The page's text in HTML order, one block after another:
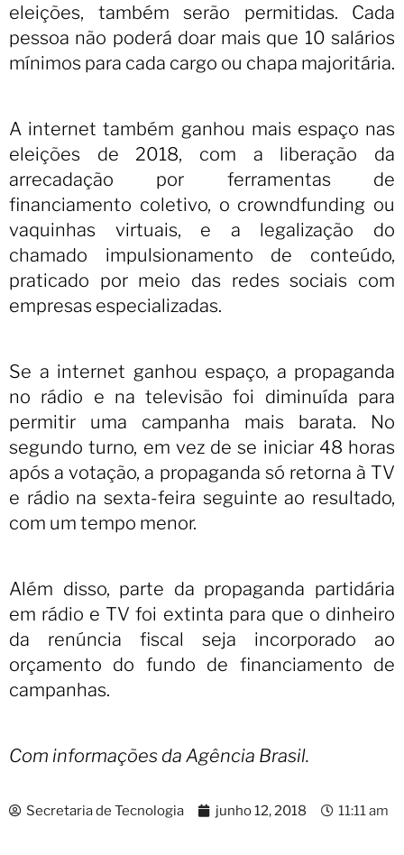
eleições, também serão permitidas. Cada
pessoa não poderá doar mais que 10 salários
mínimos para cada cargo ou chapa majoritária.
A internet também ganhou mais espaço nas
eleições de 2018, com a liberação da
arrecadação por ferramentas de
financiamento coletivo, o crowndfunding ou
vaquinhas virtuais, e a legalização do
chamado impulsionamento de conteúdo,
praticado por meio das redes sociais com
empresas especializadas.
Se a internet ganhou espaço, a propaganda
no rádio e na televisão foi diminuída para
permitir uma campanha mais barata. No
segundo turno, em vez de se iniciar 48 horas
após a votação, a propaganda só retorna à TV
e rádio na sexta-feira seguinte ao resultado,
com um tempo menor.
Além disso, parte da propaganda partidária
em rádio e TV foi extinta para que o dinheiro
da renúncia fiscal seja incorporado ao
orçamento do fundo de financiamento de
campanhas.
Com informações da Agência Brasil.
Secretaria de Tecnologia junho 12, 2018 11:11 am